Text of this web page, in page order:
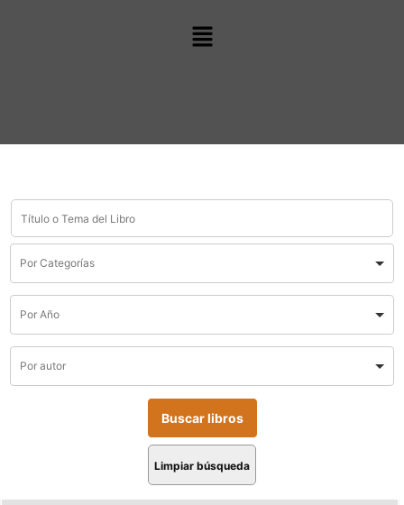
Limpiar búsqueda